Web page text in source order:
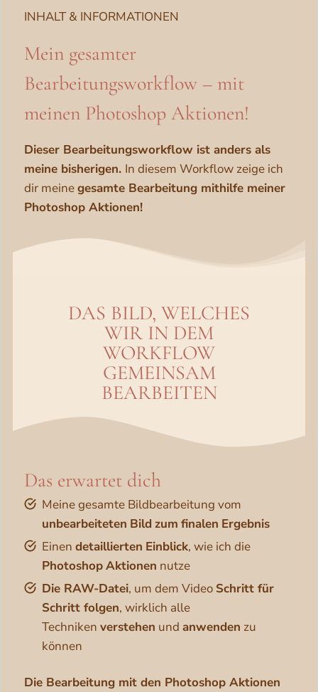
INHALT & INFORMATIONEN
Mein gesamter
Bearbeitungsworkflow – mit
meinen Photoshop Aktionen!
Dieser Bearbeitungsworkflow ist anders als
meine bisherigen. In diesem Workflow zeige ich
dir meinegesamte Bearbeitung mithilfe meiner
Photoshop Aktionen!
DAS BILD, WELCHES
WIR IN DEM
WORKFLOW
GEMEINSAM
BEARBEITEN
Das erwartet dich
Meine gesamte Bildbearbeitung vom
unbearbeiteten Bild zum finalen Ergebnis
Einen detaillierten Einblick, wie ich die
PhotoshopAktionen nutze
Die RAW-Datei, um dem Video Schritt für
Schritt folgen, wirklich alle
Techniken verstehen und anwenden zu
können
Die Bearbeitung mit den Photoshop Aktionen